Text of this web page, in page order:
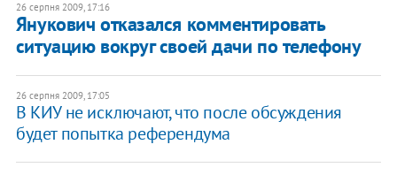
26 серпня 2009, 17:16
Янукович отказался комментировать
ситуацию вокруг своей дачи по телефону
26 серпня 2009, 17:05
В КИУ не исключают, что после обсуждения
будет попытка референдума